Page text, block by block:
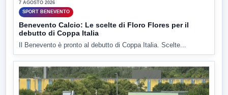
7 AGOSTO 2026
SPORT BENEVENTO
Benevento Calcio: Le scelte di Floro Flores per il
debutto di Coppa Italia
Il Benevento è pronto al debutto di Coppa Italia. Scelte...